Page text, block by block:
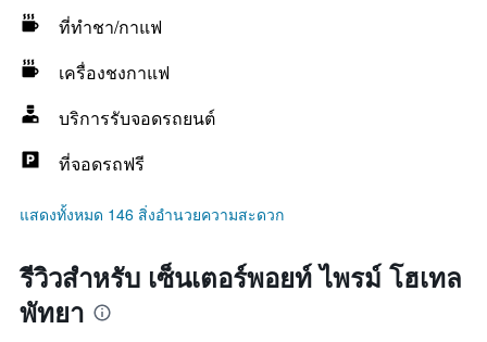
ที่ทำชา/กาแฟ
เครื่องชงกาแฟ
บริการรับจอดรถยนต์
ที่จอดรถฟรี
แสดงทั้งหมด 146 สิ่งอำนวยความสะดวก
รีวิวสำหรับ เซ็นเตอร์พอยท์ ไพรม์ โฮเทล
พัทยา